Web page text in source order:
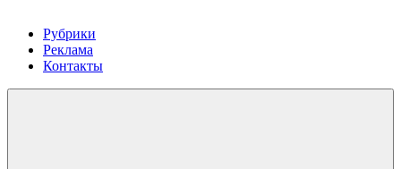
Рубрики
Реклама
Контакты